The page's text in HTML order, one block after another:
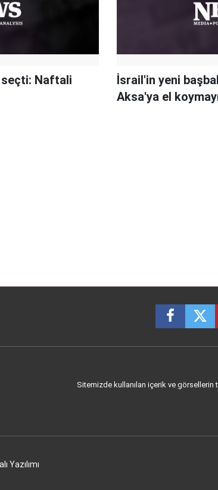
seçti: Naftali
İsrail'in yeni
Aksa'ya el
Sitemizde kullanılan içerik ve görsellerin
Yazılımı